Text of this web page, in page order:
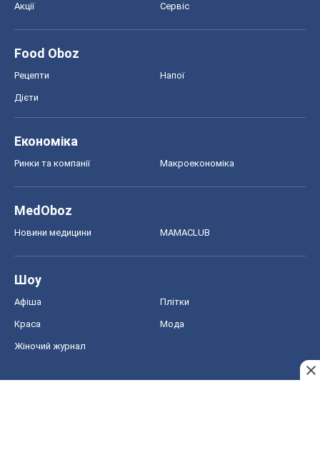
Акції Сервіс
Food Oboz
Рецепти Напої
Дієти
Економіка
Ринки та компанії Макроекономіка
MedOboz
Новини медицини MAMACLUB
Шоу
Афіша Плітки
Краса Мода
Жіночий журнал